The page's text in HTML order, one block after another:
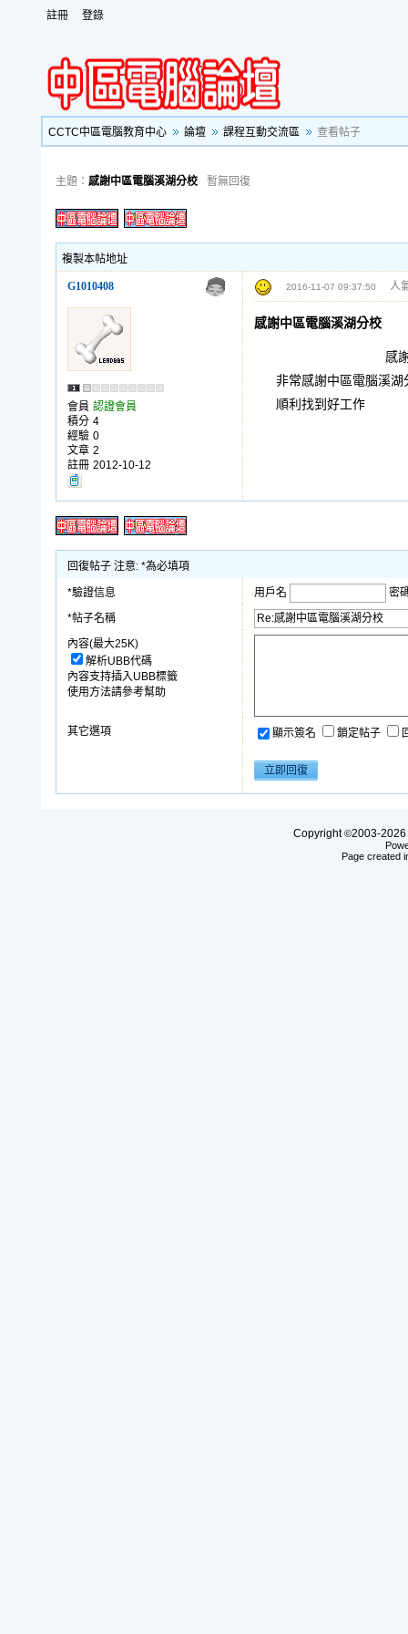
註冊 登錄
CCTC中區電腦教育中心 論壇 課程互動交流區 查看帖子
主題： 感謝中區電腦溪湖分校 暫無回復
複製本帖地址
G1010408 2016-11-07 09:37:50 人
會員 認證會員
積分 4
經驗 0
文章 2
註冊 2012-10-12
感謝中區電腦溪湖分校
感謝中區
非常感謝中區電腦溪湖
順利找到好工作
回復帖子 注意: *為必填項
*驗證信息 用戶名
密
*帖子名稱
內容(最大25K)
解析UBB代碼
內容支持插入UBB標籤
使用方法請參考幫助
其它選項 顯示簽名 鎖定帖子
Copyright©2003-2026
Page created